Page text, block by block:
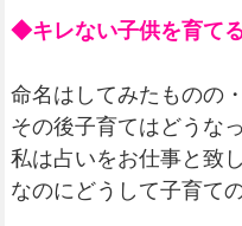
◆キレない子供を育て
命名はしてみたものの
その後子育てはどうな
私は占いをお仕事と致
なのにどうして子育て